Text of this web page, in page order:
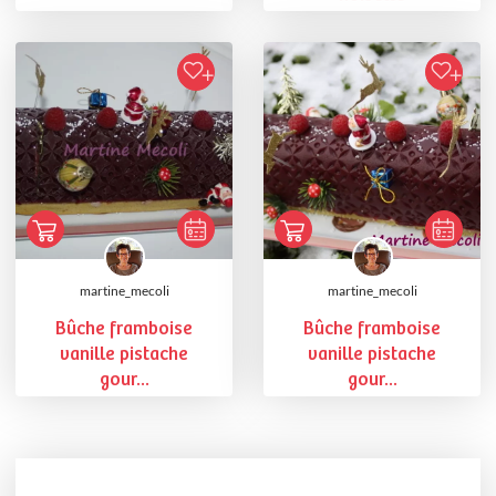
martine_mecoli
Bûche framboise
vanille pistache
gour...
martine_mecoli
Bûche framboise
vanille pistache
gour...